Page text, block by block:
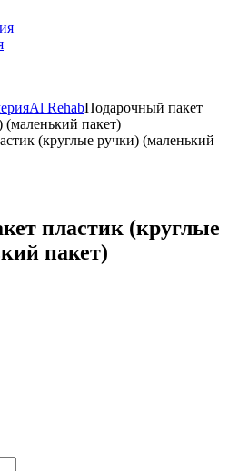
Al RehabПодарочный пакет
(маленький пакет)
пластик (круглые
пакет)